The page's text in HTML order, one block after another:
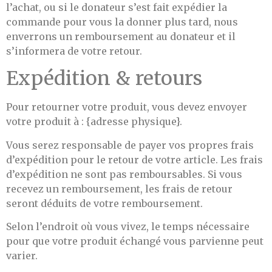
l’achat, ou si le donateur s’est fait expédier la
commande pour vous la donner plus tard, nous
enverrons un remboursement au donateur et il
s’informera de votre retour.
Expédition & retours
Pour retourner votre produit, vous devez envoyer
votre produit à : {adresse physique}.
Vous serez responsable de payer vos propres frais
d’expédition pour le retour de votre article. Les frais
d’expédition ne sont pas remboursables. Si vous
recevez un remboursement, les frais de retour
seront déduits de votre remboursement.
Selon l’endroit où vous vivez, le temps nécessaire
pour que votre produit échangé vous parvienne peut
varier.